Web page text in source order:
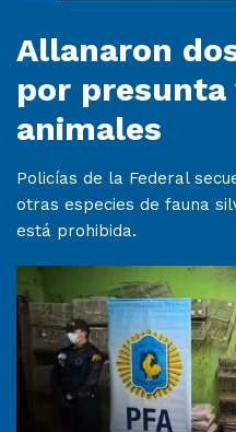
Allanaron
por
animales
Policías de la Federal
otras especies de fauna
está prohibida.